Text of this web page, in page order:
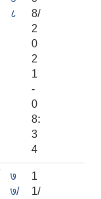
८
8/
2
0
2
1
-
0
8:
3
4
७
७/
1
1/